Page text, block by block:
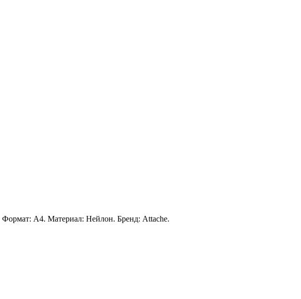
А4. Материал: Нейлон. Бренд: Attache.